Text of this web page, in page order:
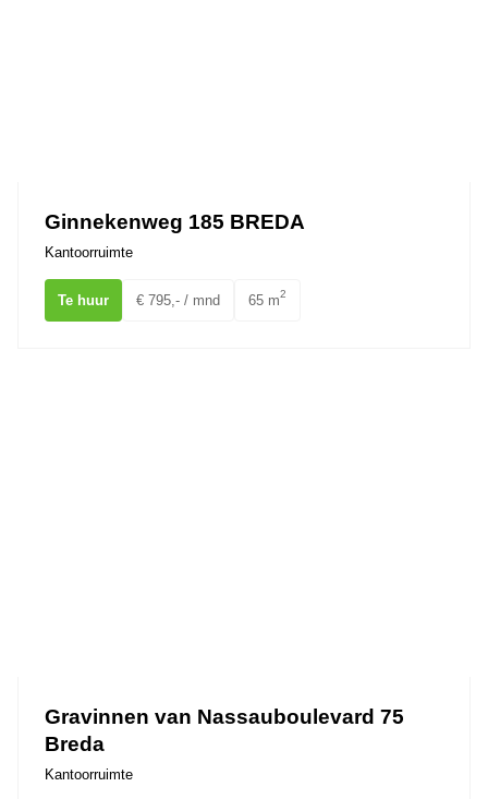
Ginnekenweg 185 BREDA
Kantoorruimte
Te huur € 795,- / mnd 65 m2
Gravinnen van Nassauboulevard 75
Breda
Kantoorruimte